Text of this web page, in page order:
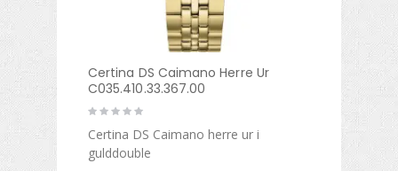
Certina DS Caimano Herre Ur
C035.410.33.367.00
Certina DS Caimano herre ur i
gulddouble